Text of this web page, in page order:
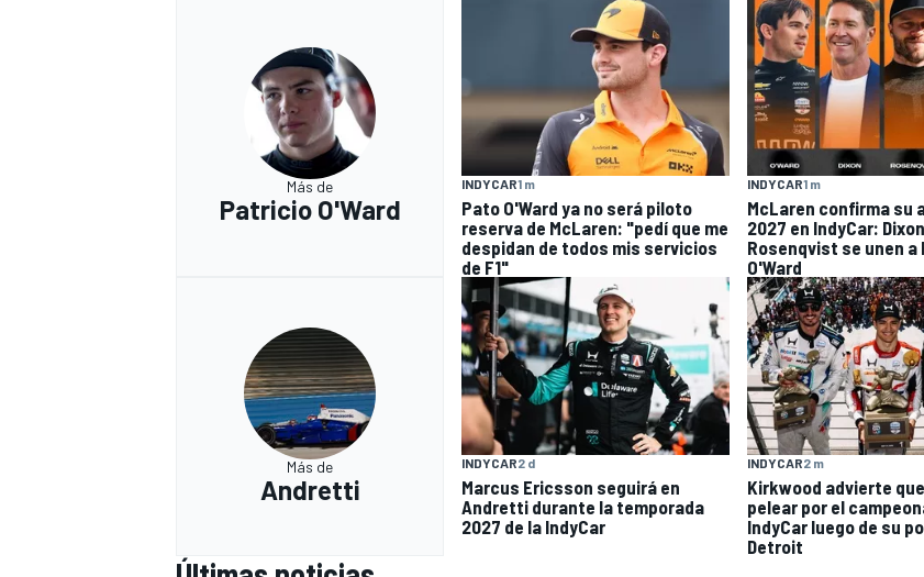
Más de
Patricio O'Ward
INDYCAR1 m
Pato O'Ward ya no será piloto
reserva de McLaren: "pedí que me
despidan de todos mis servicios
de F1"
INDYCAR1 m
McLaren confirma su
2027 en IndyCar:
Rosenqvist se unen a
O'Ward
Más de
Andretti
INDYCAR2 d
Marcus Ericsson seguirá en
Andretti durante la temporada
2027 de la IndyCar
INDYCAR2 m
Kirkwood advierte
pelear por el
IndyCar luego de su
Detroit